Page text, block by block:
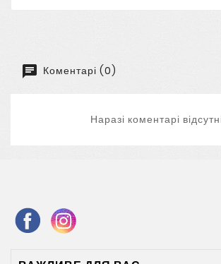
Коментарі (0)
Наразі коментарі